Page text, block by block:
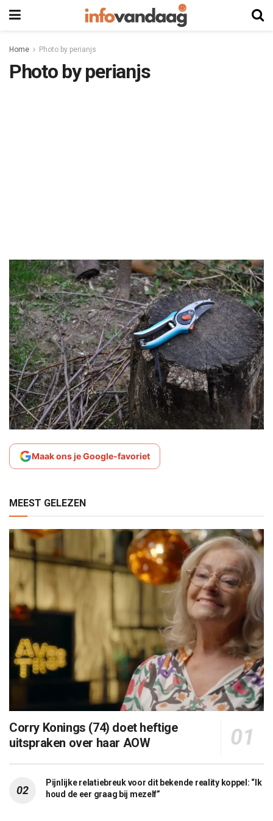
Home Photo by perianjs
Photo by perianjs
Maak ons je Google-favoriet
MEEST GELEZEN
Corry Konings (74) doet heftige
uitspraken over haar AOW
Pijnlijke relatiebreuk voor dit bekende reality koppel: “Ik
houd de eer graag bij mezelf”